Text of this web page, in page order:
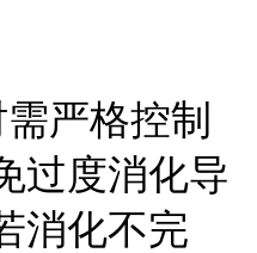
严格控制
过度消化导
消化不完